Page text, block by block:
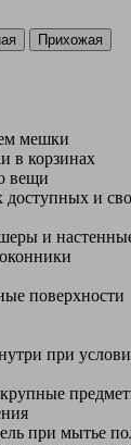
мешки
в корзинах
вещи
доступных и
и
поверхности
при
при мытье